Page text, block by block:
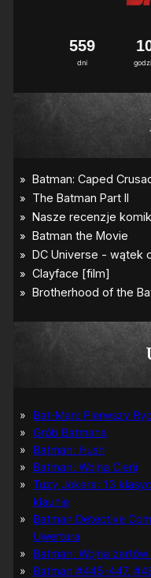
dni
559 1
Bat-Man: Pierwszy
Grób Batmana
Batman: Hush
Batman: Wojna Cieni
Tuzy Jokera: 13
klaunie
Batman Detective
Uwertura
Batman: Wojna
Batman #445-447,